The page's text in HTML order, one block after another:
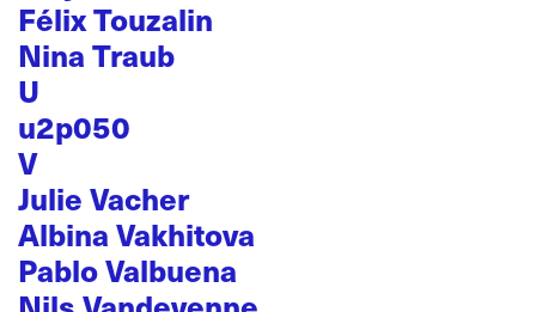
Félix Touzalin
Nina Traub
U
u2p050
V
Julie Vacher
Albina Vakhitova
Pablo Valbuena